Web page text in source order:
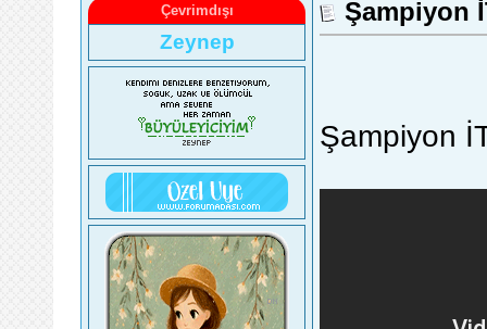
Çevrimdışı
Zeynep
Şampiyon
Şampiyon